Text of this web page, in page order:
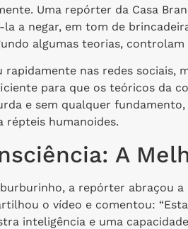
Uma repórter da Casa
a negar, em tom de
algumas teorias, controlam
rapidamente nas redes
para que os teóricos da
e sem qualquer
répteis humanoides.
A
a repórter abraçou
o vídeo e comentou:
inteligência e uma